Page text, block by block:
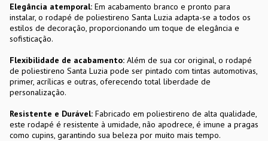
Elegância atemporal: Em acabamento branco e pronto para
instalar, o rodapé de poliestireno Santa Luzia adapta-se a todos os
estilos de decoração, proporcionando um toque de elegância e
sofisticação.
Flexibilidade de acabamento: Além de sua cor original, o rodapé
de poliestireno Santa Luzia pode ser pintado com tintas automotivas,
primer, acrílicas e outras, oferecendo total liberdade de
personalização.
Resistente e Durável: Fabricado em poliestireno de alta qualidade,
este rodapé é resistente à umidade, não apodrece, é imune a pragas
como cupins, garantindo sua beleza por muito mais tempo.